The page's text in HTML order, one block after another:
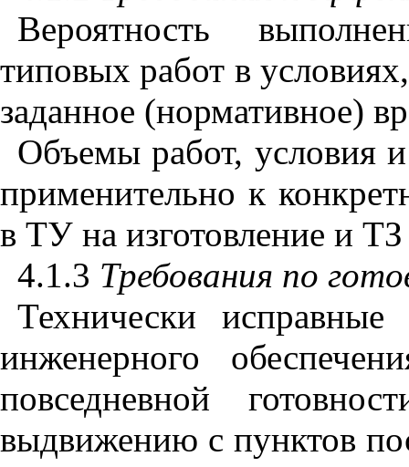
Вероятность
типовых работ в
заданное (нормативное)
Объемы работ, условия
применительно к
в ТУ на изготовление и ТЗ
4.1.3 Требования по
Технически исправные
инженерного
повседневной
выдвижению с пунктов